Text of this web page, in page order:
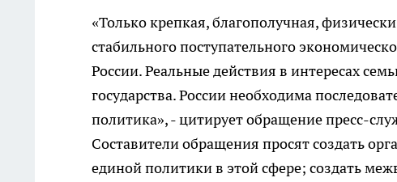
«Только крепкая, благополучная,
стабильного поступательного
России. Реальные действия в интересах
государства. России необходима
политика», - цитирует обращение пресс-
Составители обращения просят создать
единой политики в этой сфере; создать